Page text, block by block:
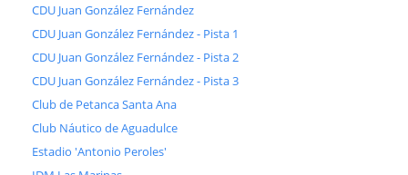
CDU Juan González Fernández
CDU Juan González Fernández - Pista 1
CDU Juan González Fernández - Pista 2
CDU Juan González Fernández - Pista 3
Club de Petanca Santa Ana
Club Náutico de Aguadulce
Estadio 'Antonio Peroles'